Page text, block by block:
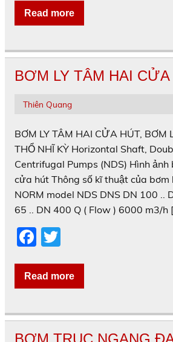
c
e
b
o
k
itt
er
Read more
BƠM LY TÂM HAI
Thiên Quang
BƠM LY TÂM HAI CỬA HÚT, BƠM
THỔ NHĨ KỲ Horizontal Shaft,
Centrifugal Pumps (NDS) Hình
cửa hút Thông số kĩ thuật của
NORM model NDS DNS DN 100 ..
65 .. DN 400 Q ( Flow ) 6000 m3/h
F
c
e
b
o
itt
er
Read more